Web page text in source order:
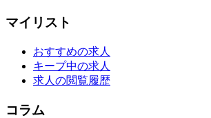
マイリスト
おすすめの求人
キープ中の求人
求人の閲覧履歴
コラム